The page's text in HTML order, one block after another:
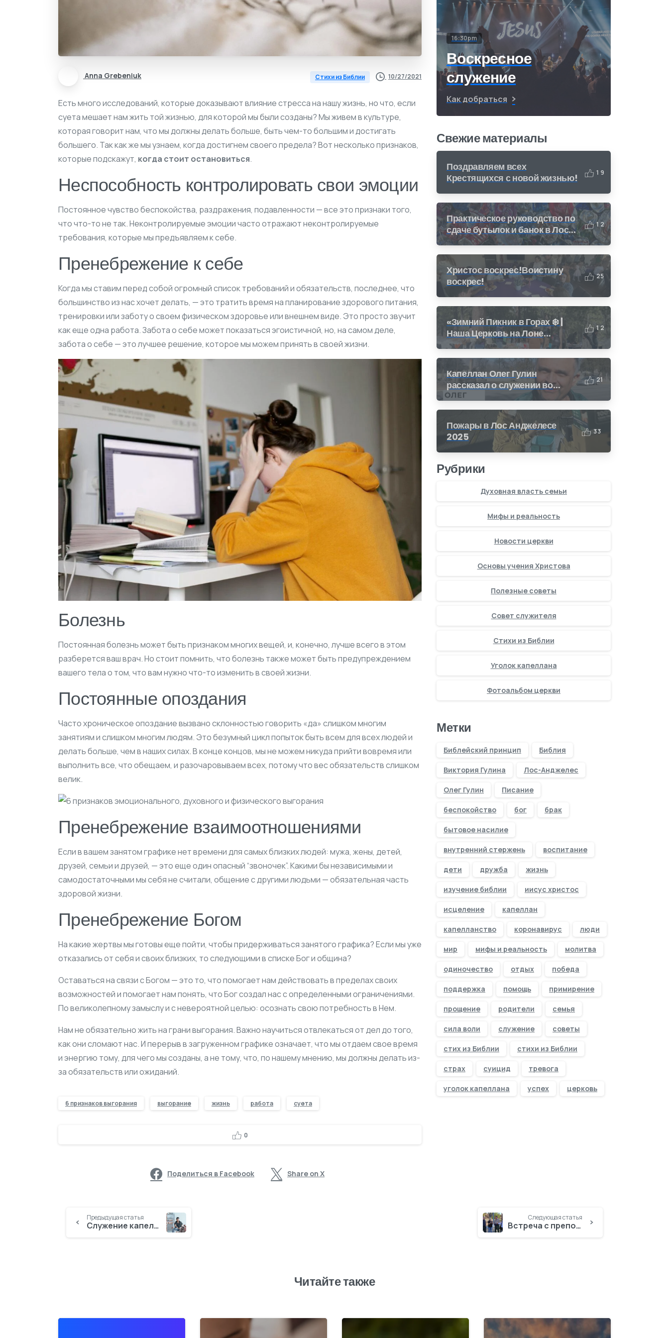
Anna Grebeniuk Стихи из Библии 10/27/2021
Есть много исследований, которые доказывают влияние стресса на нашу жизнь, но что, если
суета мешает нам жить той жизнью, для которой мы были созданы? Мы живем в культуре,
которая говорит нам, что мы должны делать больше, быть чем-то большим и достигать
большего. Так как же мы узнаем, когда достигнем своего предела? Вот несколько признаков,
которые подскажут, когда стоит остановиться.
Неспособность контролировать свои эмоции
Постоянное чувство беспокойства, раздражения, подавленности — все это признаки того,
что что-то не так. Неконтролируемые эмоции часто отражают неконтролируемые
требования, которые мы предъявляем к себе.
Пренебрежение к себе
Когда мы ставим перед собой огромный список требований и обязательств, последнее, что
большинство из нас хочет делать, — это тратить время на планирование здорового питания,
тренировки или заботу о своем физическом здоровье или внешнем виде. Это просто звучит
как еще одна работа. Забота о себе может показаться эгоистичной, но, на самом деле,
забота о себе — это лучшее решение, которое мы можем принять в своей жизни.
Болезнь
Постоянная болезнь может быть признаком многих вещей, и, конечно, лучше всего в этом
разберется ваш врач. Но стоит помнить, что болезнь также может быть предупреждением
вашего тела о том, что вам нужно что-то изменить в своей жизни.
Постоянные опоздания
Часто хроническое опоздание вызвано склонностью говорить «да» слишком многим
занятиям и слишком многим людям. Это безумный цикл попыток быть всем для всех людей и
делать больше, чем в наших силах. В конце концов, мы не можем никуда прийти вовремя или
выполнить все, что обещаем, и разочаровываем всех, потому что вес обязательств слишком
велик.
Пренебрежение взаимоотношениями
Если в вашем занятом графике нет времени для самых близких людей: мужа, жены, детей,
друзей, семьи и друзей, — это еще один опасный “звоночек”. Какими бы независимыми и
самодостаточными мы себя не считали, общение с другими людьми — обязательная часть
здоровой жизни.
Пренебрежение Богом
На какие жертвы мы готовы еще пойти, чтобы придерживаться занятого графика? Если мы уже
отказались от себя и своих близких, то следующими в списке Бог и община?
Оставаться на связи с Богом — это то, что помогает нам действовать в пределах своих
возможностей и помогает нам понять, что Бог создал нас с определенными ограничениями.
По великолепному замыслу и с невероятной целью: осознать свою потребность в Нем.
Нам не обязательно жить на грани выгорания. Важно научиться отвлекаться от дел до того,
как они сломают нас. И перерыв в загруженном графике означает, что мы отдаем свое время
и энергию тому, для чего мы созданы, а не тому, что, по нашему мнению, мы должны делать из-
за обязательств или ожиданий.
6 признаков выгорания выгорание жизнь работа суета
0
Поделиться в Facebook Share on X
16:30pm
Воскресное
служение
Как добраться
Свежие материалы
Поздравляем всех
Крестящихся с новой жизнью!
1 9
Практическое руководство по
сдаче бутылок и банок в Лос-
Анджелесе: Как получить
деньги за переработку (CRV)
1 2
Христос воскрес!Воистину
воскрес!
25
«Зимний Пикник в Горах ❄️ |
Наша Церковь на Лоне
Природы»
1 2
Капеллан Олег Гулин
рассказал о служении во
время пожара в Калифорнии
21
Пожары в Лос Анджелесе
2025
33
Рубрики
Духовная власть семьи
Мифы и реальность
Новости церкви
Основы учения Христова
Полезные советы
Совет служителя
Стихи из Библии
Уголок капеллана
Фотоальбом церкви
Метки
Библейский принцип Библия
Виктория Гулина Лос-Анджелес
Олег Гулин Писание
беспокойство бог брак
бытовое насилие
внутренний стержень воспитание
дети дружба жизнь
изучение библии иисус христос
исцеление капеллан
капелланство коронавирус люди
мир мифы и реальность молитва
одиночество отдых победа
поддержка помощь примирение
прощение родители семья
сила воли служение советы
стих из Библии стихи из Библии
страх суицид тревога
уголок капеллана успех церковь
Предыдущая статья
Служение капеллана в США. Самоубийство и его предотвращение (часть 2)
Следующая статья
Встреча с преподавателями Капелланской Академии из Украины
Читайте также